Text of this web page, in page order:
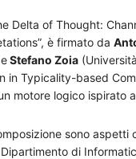
Delta of Thought:
è firmato da
Stefano Zoia
in Typicality-based
motore logico ispirato
sono aspetti
di